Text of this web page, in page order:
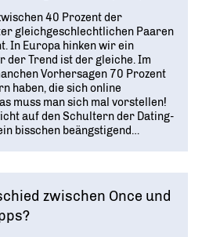
40 Prozent der
gleich­­geschlechtlichen Paaren
In Europa hinken wir ein
der Trend ist der gleiche. Im
Vorhersagen 70 Prozent
haben, die sich online
muss man sich mal vorstellen!
auf den Schultern der Dating-
bisschen beängstigend…
zwischen Once und